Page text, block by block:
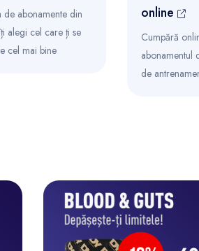
de abonamente din
alegi cel care ți se
cel mai bine
online
Cumpără
abonamentul
de